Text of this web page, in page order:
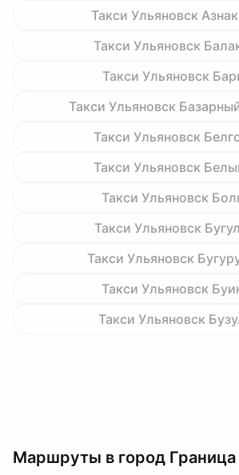
Такси Ульяновск
Такси Ульяновск
Такси Ульяновск
Такси Ульяновск
Такси Ульяновск
Такси Ульяновск
Такси Ульяновск
Такси Ульяновск
Такси Ульяновск
Такси Ульяновск
Такси Ульяновск
Маршруты в город Граница